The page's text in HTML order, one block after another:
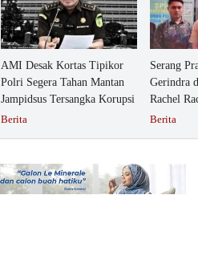
AMI Desak Kortas Tipikor
Polri Segera Tahan Mantan
Jampidsus Tersangka Korupsi
Berita
Serang
Gerindra
Rachel
Berita